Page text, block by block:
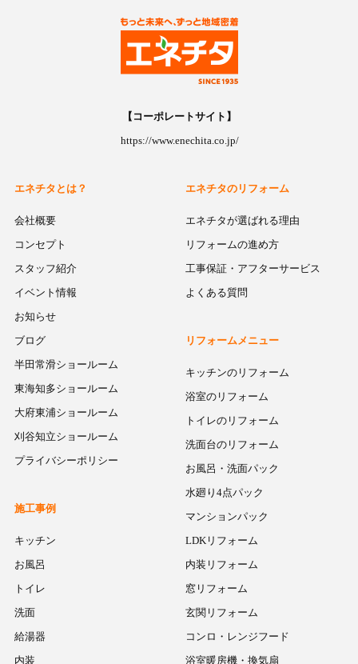
【コーポレートサイト】
https://www.enechita.co.jp/
エネチタとは？
会社概要
コンセプト
スタッフ紹介
イベント情報
お知らせ
ブログ
半田常滑ショールーム
東海知多ショールーム
大府東浦ショールーム
刈谷知立ショールーム
プライバシーポリシー
エネチタのリフォーム
エネチタが選ばれる理由
リフォームの進め方
工事保証・アフターサービス
よくある質問
リフォームメニュー
キッチンのリフォーム
浴室のリフォーム
トイレのリフォーム
洗面台のリフォーム
お風呂・洗面パック
水廻り4点パック
マンションパック
LDKリフォーム
内装リフォーム
窓リフォーム
玄関リフォーム
コンロ・レンジフード
浴室暖房機・換気扇
施工事例
キッチン
お風呂
トイレ
洗面
給湯器
内装